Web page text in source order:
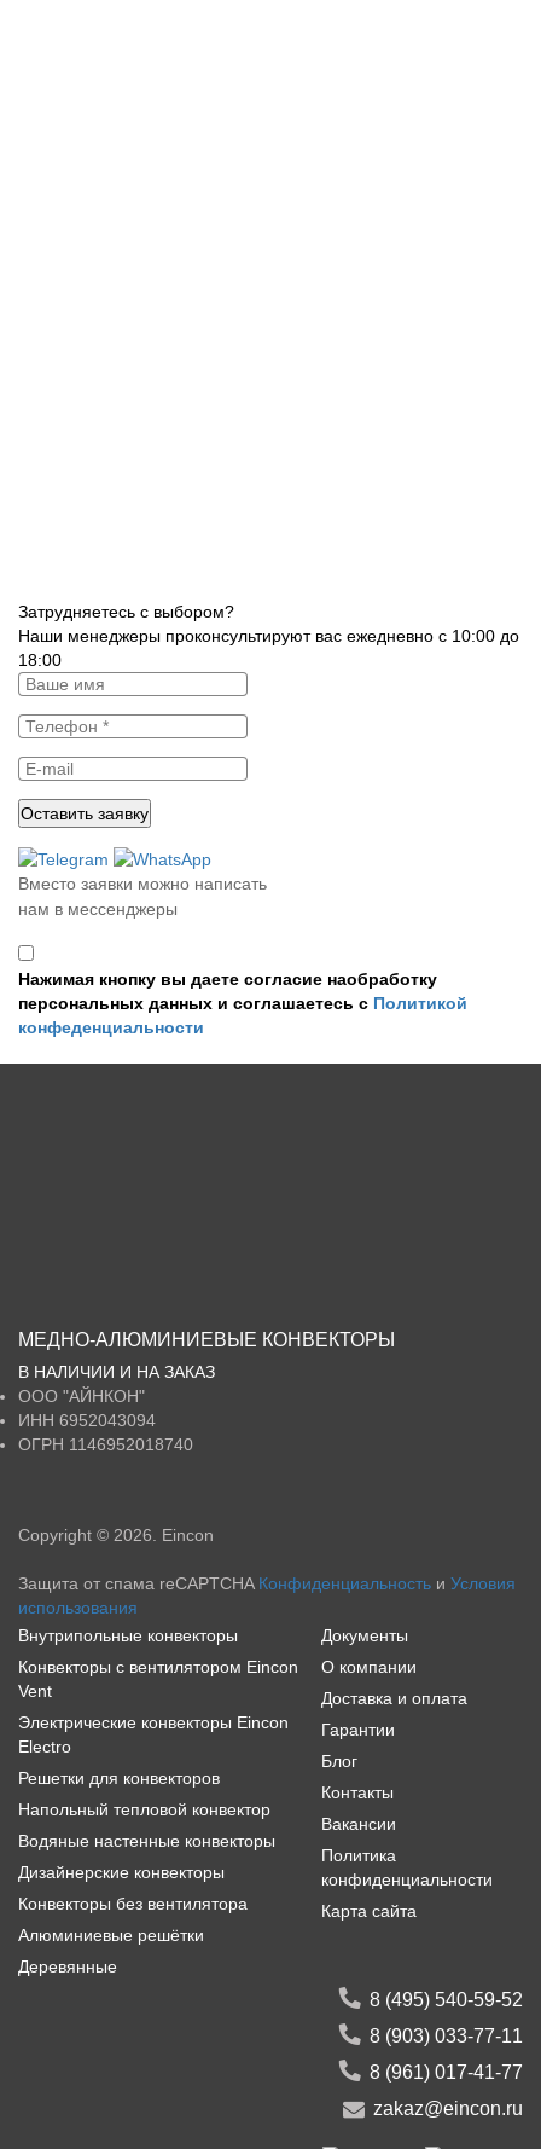
Затрудняетесь с выбором?
Наши менеджеры проконсультируют вас ежедневно с 10:00 до
18:00
Вместо заявки можно написать
нам в мессенджеры
Нажимая кнопку вы даете согласие наобработку
персональных данных и соглашаетесь с Политикой
конфеденциальности
МЕДНО-АЛЮМИНИЕВЫЕ КОНВЕКТОРЫ
В НАЛИЧИИ И НА ЗАКАЗ
ООО "АЙНКОН"
ИНН 6952043094
ОГРН 1146952018740
Copyright © 2026. Eincon
Защита от спама reCAPTCHA Конфиденциальность и Условия
использования
Внутрипольные конвекторы
Конвекторы с вентилятором Eincon
Vent
Электрические конвекторы Eincon
Electro
Решетки для конвекторов
Напольный тепловой конвектор
Водяные настенные конвекторы
Дизайнерские конвекторы
Конвекторы без вентилятора
Алюминиевые решётки
Деревянные
Документы
О компании
Доставка и оплата
Гарантии
Блог
Контакты
Вакансии
Политика
конфиденциальности
Карта сайта
8 (495) 540-59-52
8 (903) 033-77-11
8 (961) 017-41-77
zakaz@eincon.ru